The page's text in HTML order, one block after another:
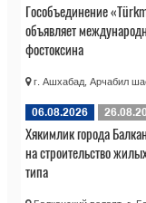
Гособъединение
объявляет
фостоксина
г. Ашхабад, Арчабил
06.08.2026
Хякимлик города
на строительство
типа